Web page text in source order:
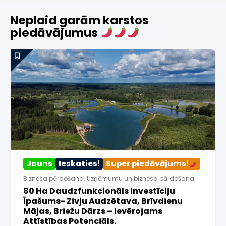
Neplaid garām karstos
piedāvājumus
Jauns Ieskaties! Super piedāvājums!
Biznesa pārdošana, Uzņēmumu un biznesa pārdošana
80 Ha Daudzfunkcionāls Investīciju
Īpašums- Zivju Audzētava, Brīvdienu
Mājas, Briežu Dārzs – Ievērojams
Attīstības Potenciāls.